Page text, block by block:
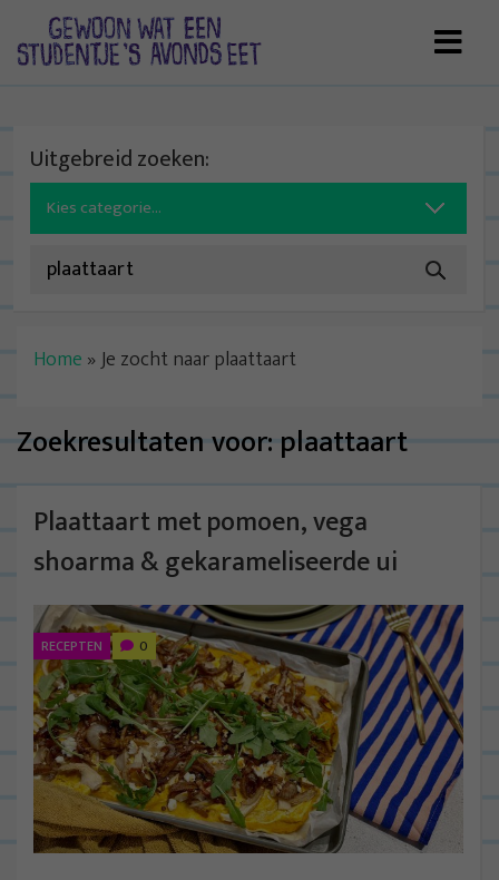
Uitgebreid zoeken:
Search
for:
Home »Je zocht naar plaattaart
Zoekresultaten voor: plaattaart
Plaattaart met pomoen, vega
shoarma & gekarameliseerde ui
RECEPTEN 0